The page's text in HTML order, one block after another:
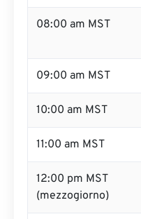
08:00 am MST
09:00 am MST
10:00 am MST
11:00 am MST
12:00 pm MST
(mezzogiorno)